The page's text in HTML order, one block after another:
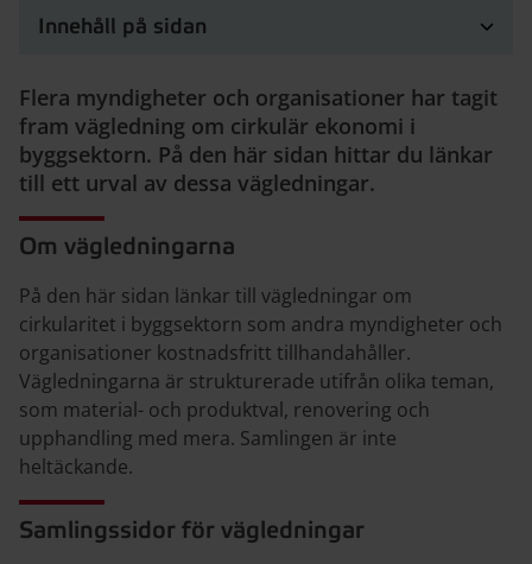
Innehåll på sidan
Flera myndigheter och organisationer har tagit
fram vägledning om cirkulär ekonomi i
byggsektorn. På den här sidan hittar du länkar
till ett urval av dessa vägledningar.
Om vägledningarna
På den här sidan länkar till vägledningar om
cirkularitet i byggsektorn som andra myndigheter och
organisationer kostnadsfritt tillhandahåller.
Vägledningarna är strukturerade utifrån olika teman,
som material- och produktval, renovering och
upphandling med mera. Samlingen är inte
heltäckande.
Samlingssidor för vägledningar